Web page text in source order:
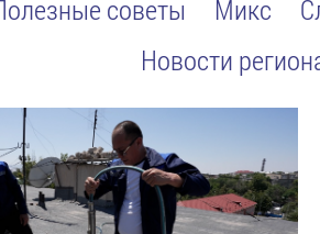
советы
Микс
Новости